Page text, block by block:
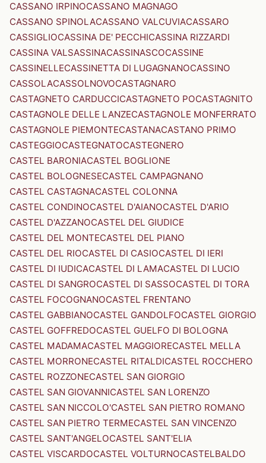
CASSANO IRPINOCASSANO MAGNAGO
CASSANO SPINOLACASSANO VALCUVIACASSARO
CASSIGLIOCASSINA DE' PECCHICASSINA RIZZARDI
CASSINA VALSASSINACASSINASCOCASSINE
CASSINELLECASSINETTA DI LUGAGNANOCASSINO
CASSOLACASSOLNOVOCASTAGNARO
CASTAGNETO CARDUCCICASTAGNETO POCASTAGNITO
CASTAGNOLE DELLE LANZECASTAGNOLE MONFERRATO
CASTAGNOLE PIEMONTECASTANACASTANO PRIMO
CASTEGGIOCASTEGNATOCASTEGNERO
CASTEL BARONIACASTEL BOGLIONE
CASTEL BOLOGNESECASTEL CAMPAGNANO
CASTEL CASTAGNACASTEL COLONNA
CASTEL CONDINOCASTEL D'AIANOCASTEL D'ARIO
CASTEL D'AZZANOCASTEL DEL GIUDICE
CASTEL DEL MONTECASTEL DEL PIANO
CASTEL DEL RIOCASTEL DI CASIOCASTEL DI IERI
CASTEL DI IUDICACASTEL DI LAMACASTEL DI LUCIO
CASTEL DI SANGROCASTEL DI SASSOCASTEL DI TORA
CASTEL FOCOGNANOCASTEL FRENTANO
CASTEL GABBIANOCASTEL GANDOLFOCASTEL GIORGIO
CASTEL GOFFREDOCASTEL GUELFO DI BOLOGNA
CASTEL MADAMACASTEL MAGGIORECASTEL MELLA
CASTEL MORRONECASTEL RITALDICASTEL ROCCHERO
CASTEL ROZZONECASTEL SAN GIORGIO
CASTEL SAN GIOVANNICASTEL SAN LORENZO
CASTEL SAN NICCOLO'CASTEL SAN PIETRO ROMANO
CASTEL SAN PIETRO TERMECASTEL SAN VINCENZO
CASTEL SANT'ANGELOCASTEL SANT'ELIA
CASTEL VISCARDOCASTEL VOLTURNOCASTELBALDO